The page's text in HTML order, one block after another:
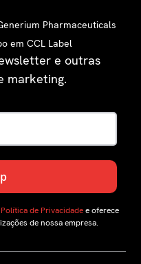
Pharmaceuticals
em CCL Label
e outras
marketing.
Política de Privacidadee oferece
de nossa empresa.